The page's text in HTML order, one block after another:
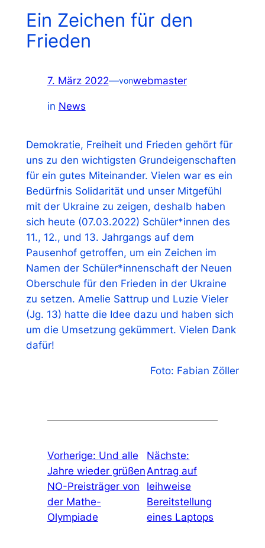
Ein Zeichen für den
Frieden
7. März 2022—vonwebmaster
in News
Demokratie, Freiheit und Frieden gehört für
uns zu den wichtigsten Grundeigenschaften
für ein gutes Miteinander. Vielen war es ein
Bedürfnis Solidarität und unser Mitgefühl
mit der Ukraine zu zeigen, deshalb haben
sich heute (07.03.2022) Schüler*innen des
11., 12., und 13. Jahrgangs auf dem
Pausenhof getroffen, um ein Zeichen im
Namen der Schüler*innenschaft der Neuen
Oberschule für den Frieden in der Ukraine
zu setzen. Amelie Sattrup und Luzie Vieler
(Jg. 13) hatte die Idee dazu und haben sich
um die Umsetzung gekümmert. Vielen Dank
dafür!
Foto: Fabian Zöller
Vorherige: Und alle
Jahre wieder grüßen
NO-Preisträger von
der Mathe-
Olympiade
Nächste:
Antrag auf
leihweise
Bereitstellung
eines Laptops